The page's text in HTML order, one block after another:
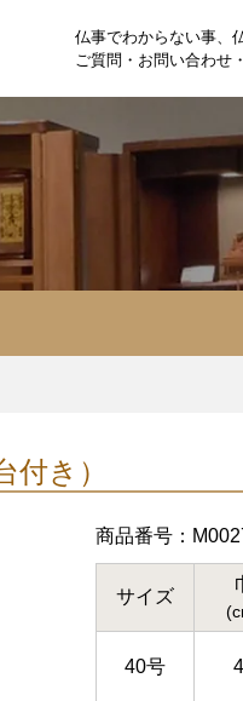
仏事でわからない事、
ご質問・お問い合わせ
付き）
商品番号：
サイズ
40号